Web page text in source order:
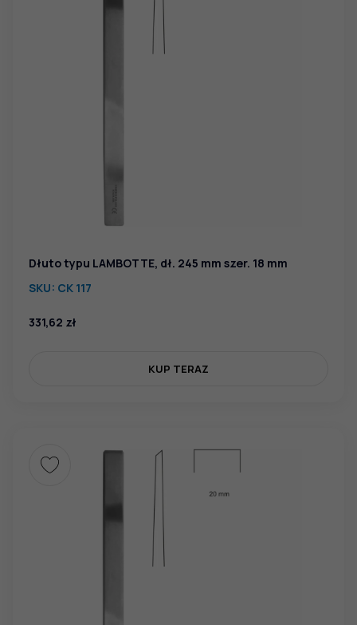
Dłuto typu LAMBOTTE, dł. 245 mm szer. 18 mm
SKU: CK 117
331,62 zł
KUP TERAZ